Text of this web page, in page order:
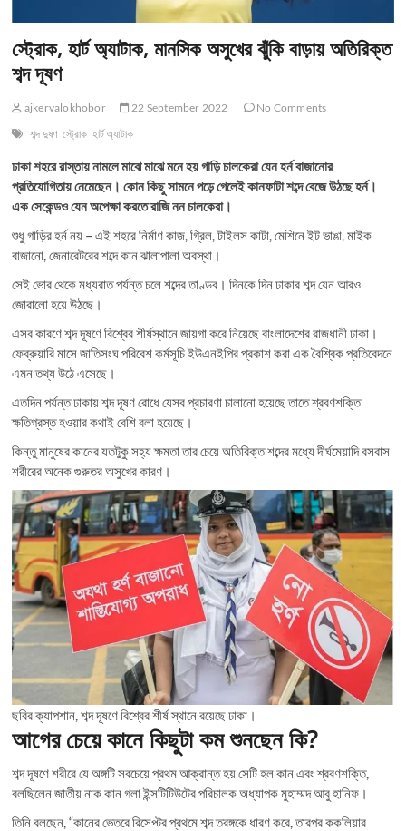
স্ট্রোক, হার্ট অ্যাটাক, মানসিক অসুখের ঝুঁকি বাড়ায় অতিরিক্ত
শব্দ দূষণ
ajkervalokhobor 22 September 2022
No Comments
শব্দ দুষণ স্ট্রোক হার্ট অ্যাটাক
ঢাকা শহরে রাস্তায় নামলে মাঝে মাঝে মনে হয় গাড়ি চালকেরা যেন হর্ন বাজানোর
প্রতিযোগিতায় নেমেছেন। কোন কিছু সামনে পড়ে গেলেই কানফাটা শব্দে বেজে উঠছে হর্ন।
এক সেকেন্ডও যেন অপেক্ষা করতে রাজি নন চালকেরা।
শুধু গাড়ির হর্ন নয় – এই শহরে নির্মাণ কাজ, গ্রিল, টাইলস কাটা, মেশিনে ইট ভাঙা, মাইক
বাজানো, জেনারেটরের শব্দে কান ঝালাপালা অবস্থা।
সেই ভোর থেকে মধ্যরাত পর্যন্ত চলে শব্দের তাণ্ডব। দিনকে দিন ঢাকার শব্দ যেন আরও
জোরালো হয়ে উঠছে।
এসব কারণে শব্দ দূষণে বিশ্বের শীর্ষস্থানে জায়গা করে নিয়েছে বাংলাদেশের রাজধানী ঢাকা।
ফেব্রুয়ারি মাসে জাতিসংঘ পরিবেশ কর্মসূচি ইউএনইপির প্রকাশ করা এক বৈশ্বিক প্রতিবেদনে
এমন তথ্য উঠে এসেছে।
এতদিন পর্যন্ত ঢাকায় শব্দ দূষণ রোধে যেসব প্রচারণা চালানো হয়েছে তাতে শ্রবণশক্তি
ক্ষতিগ্রস্ত হওয়ার কথাই বেশি বলা হয়েছে।
কিন্তু মানুষের কানের যতটুকু সহ্য ক্ষমতা তার চেয়ে অতিরিক্ত শব্দের মধ্যে দীর্ঘমেয়াদি বসবাস
শরীরের অনেক গুরুতর অসুখের কারণ।
ছবির ক্যাপশান, শব্দ দূষণে বিশ্বের শীর্ষ স্থানে রয়েছে ঢাকা।
আগের চেয়ে কানে কিছুটা কম শুনছেন কি?
শব্দ দূষণে শরীরে যে অঙ্গটি সবচেয়ে প্রথম আক্রান্ত হয় সেটি হল কান এবং শ্রবণশক্তি,
বলছিলেন জাতীয় নাক কান গলা ইন্সটিটিউটের পরিচালক অধ্যাপক মুহাম্মদ আবু হানিফ।
তিনি বলছেন, “কানের ভেতরে রিসেপ্টর প্রথমে শব্দ তরঙ্গকে ধারণ করে, তারপর ককলিয়ার